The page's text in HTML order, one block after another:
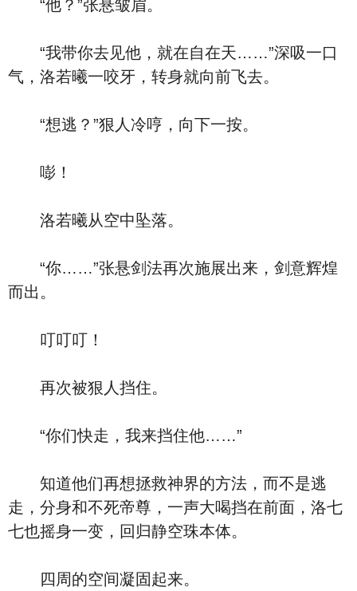
“他？”张悬皱眉。
“我带你去见他，就在自在天……”深吸一口
气，洛若曦一咬牙，转身就向前飞去。
“想逃？”狠人冷哼，向下一按。
嘭！
洛若曦从空中坠落。
“你……”张悬剑法再次施展出来，剑意辉煌
而出。
叮叮叮！
再次被狠人挡住。
“你们快走，我来挡住他……”
知道他们再想拯救神界的方法，而不是逃
走，分身和不死帝尊，一声大喝挡在前面，洛七
七也摇身一变，回归静空珠本体。
四周的空间凝固起来。